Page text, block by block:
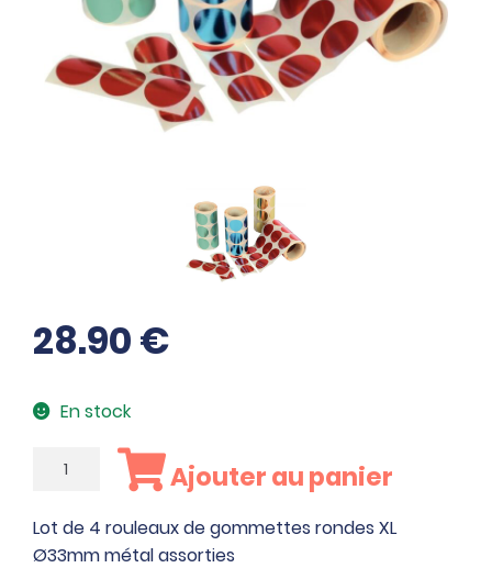
28.90€
En stock
quantité
de
4
Ajouter au panier
Lot de 4 rouleaux de gommettes rondes XL
Ø33mm métal assorties